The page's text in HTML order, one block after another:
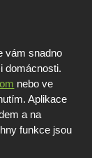
vám snadno
domácnosti.
nebo ve
Aplikace
a na
funkce jsou